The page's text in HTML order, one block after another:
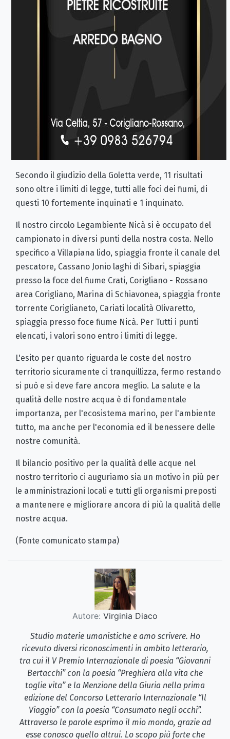
Secondo il giudizio della Goletta verde, 11 risultati
sono oltre i limiti di legge, tutti alle foci dei fiumi, di
questi 10 fortemente inquinati e 1 inquinato.
Il nostro circolo Legambiente Nicà si è occupato del
campionato in diversi punti della nostra costa. Nello
specifico a Villapiana lido, spiaggia fronte il canale del
pescatore, Cassano Jonio laghi di Sibari, spiaggia
presso la foce del fiume Crati, Corigliano - Rossano
area Corigliano, Marina di Schiavonea, spiaggia fronte
torrente Coriglianeto, Cariati località Olivaretto,
spiaggia presso foce fiume Nicà. Per Tutti i punti
elencati, i valori sono entro i limiti di legge.
L'esito per quanto riguarda le coste del nostro
territorio sicuramente ci tranquillizza, fermo restando
si può e si deve fare ancora meglio. La salute e la
qualità delle nostre acqua è di fondamentale
importanza, per l'ecosistema marino, per l'ambiente
tutto, ma anche per l'economia ed il benessere delle
nostre comunità.
Il bilancio positivo per la qualità delle acque nel
nostro territorio ci auguriamo sia un motivo in più per
le amministrazioni locali e tutti gli organismi preposti
a mantenere e migliorare ancora di più la qualità delle
nostre acqua.
(Fonte comunicato stampa)
Autore: Virginia Diaco
Studio materie umanistiche e amo scrivere. Ho
ricevuto diversi riconoscimenti in ambito letterario,
tra cui il V Premio Internazionale di poesia “Giovanni
Bertacchi” con la poesia “Preghiera alla vita che
toglie vita” e la Menzione della Giuria nella prima
edizione del Concorso Letterario Internazionale “Il
Viaggio” con la poesia “Consumato negli occhi”.
Attraverso le parole esprimo il mio mondo, grazie ad
esse conosco quello altrui. Lo scopo più forte che